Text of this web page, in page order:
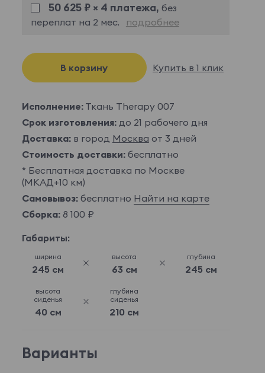
50 625 ₽ × 4 платежа, без
переплат на 2 мес.
подробнее
В корзину Купить в 1 клик
Исполнение:Ткань Therapy 007
Срок изготовления:до 21 рабочего дня
Доставка:в город Москва от 3 дней
Стоимость доставки: бесплатно
* Бесплатная доставка по Москве
(МКАД+10 км)
Самовывоз:бесплатно Найти на карте
Сборка:8 100 ₽
Габариты:
ширина
245 см
высота
63 см
глубина
245 см
высота
сиденья
40 см
глубина
сиденья
210 см
Варианты